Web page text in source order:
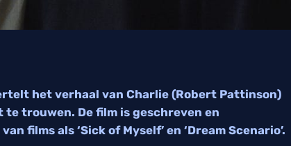
het verhaal van Charlie (Robert Pattinson)
trouwen. De film is geschreven en
films als ‘Sick of Myself’ en ‘Dream Scenario’.